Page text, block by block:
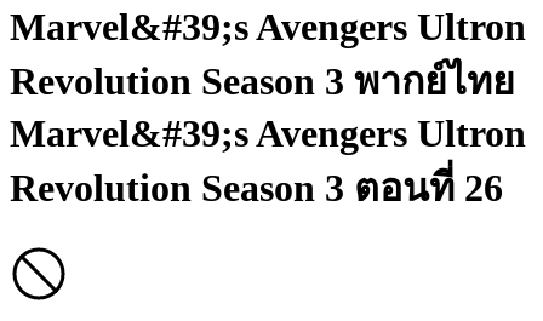
Marvel&#39;s Avengers Ultron
Revolution Season 3 พากย์ไทย
Marvel&#39;s Avengers Ultron
Revolution Season 3 ตอนที่ 26